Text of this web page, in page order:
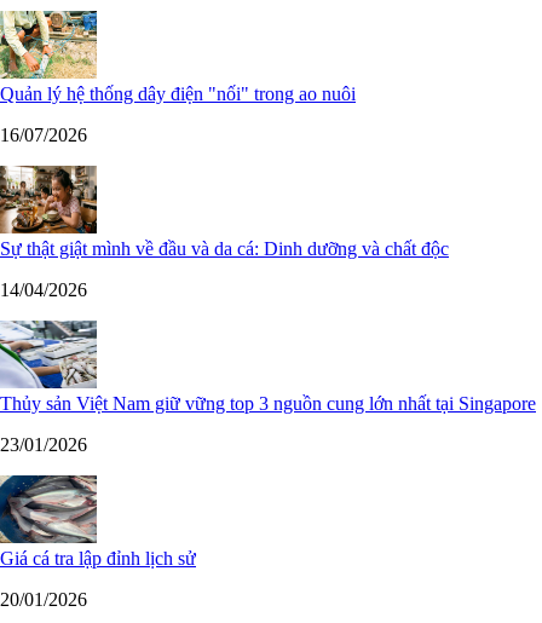
Quản lý hệ thống dây điện "nối" trong ao nuôi
16/07/2026
Sự thật giật mình về đầu và da cá: Dinh dưỡng và chất độc
14/04/2026
Thủy sản Việt Nam giữ vững top 3 nguồn cung lớn nhất tại Singapore
23/01/2026
Giá cá tra lập đỉnh lịch sử
20/01/2026